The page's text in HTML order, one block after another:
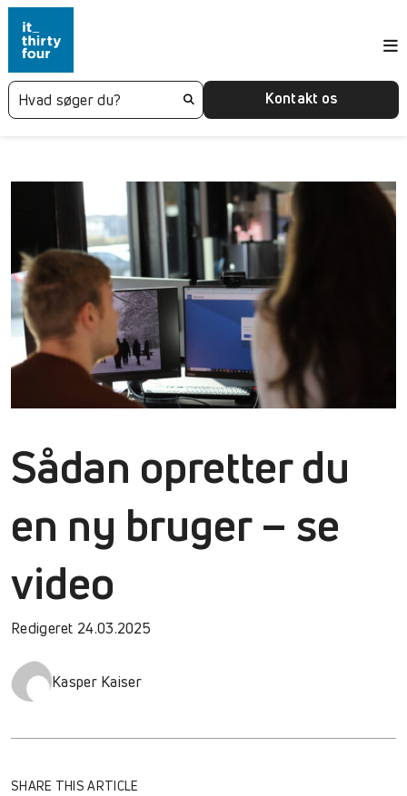
Kontakt os
Sådan opretter du
en ny bruger – se
video
Redigeret 24.03.2025
Kasper Kaiser
SHARE THIS ARTICLE